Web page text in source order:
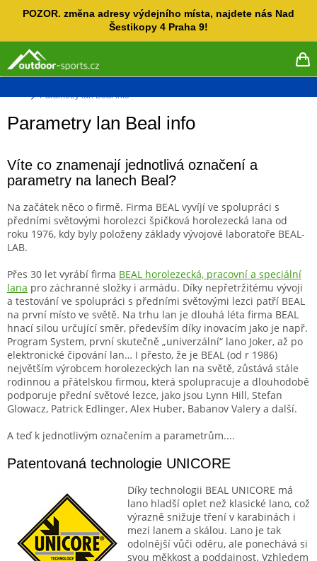
POZOR. změna adresy výdejního místa, najdete nás Nad
Šestikopy 4 Praha 9!
Domů
Parametry lan Beal info
Parametry lan Beal info
Víte co znamenají jednotlivá označení a
parametry na lanech Beal?
Na začátek něco o firmě. Firma BEAL vyvíjí ve spolupráci s
předními světovými horolezci špičková horolezecká lana od
roku 1976, kdy byly položeny základy vývojové laboratoře BEAL-
LAB.
Přes 30 let vyrábí firma BEAL horolezecká, pracovní a speciální
lana pro záchranné složky i armádu. Díky nepřetržitému vývoji
a testování ve spolupráci s předními světovými lezci patří BEAL
na první místo ve světě. Na trhu lan je dlouhá léta firma BEAL
hnací silou určující směr, především díky inovacím jako je např.
Program System, první skutečně „univerzální“ lano Joker, až po
elektronické čipování lan… I přesto, že je BEAL (od r 1986)
největším výrobcem horolezeckých lan na světě, zůstává stále
rodinnou a přátelskou firmou, která spolupracuje a dlouhodobě
podporuje přední světové lezce, jako jsou Lynn Hill, Stefan
Glowacz, Patrick Edlinger, Alex Huber, Babanov Valery a další.
A teď k jednotlivým označením a parametrům....
Patentovaná technologie UNICORE
Díky technologii BEAL UNICORE má
lano hladší oplet než klasické lano, což
výrazně snižuje tření v karabinách i
mezi lanem a skálou. Lano je tak
odolnější vůči oděru, ale ponechává si
svou měkkost a poddajnost. Vzhledem